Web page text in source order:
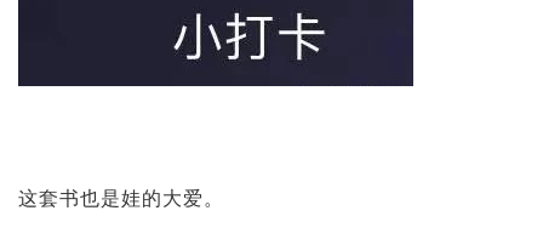
这套书也是娃的大爱。